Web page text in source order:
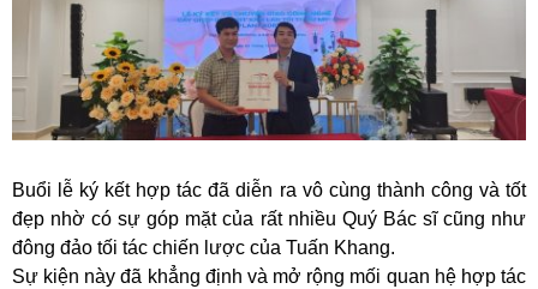
Buổi lễ ký kết hợp tác đã diễn ra vô cùng thành công và tốt
đẹp nhờ có sự góp mặt của rất nhiều Quý Bác sĩ cũng như
đông đảo tối tác chiến lược của Tuấn Khang.
Sự kiện này đã khẳng định và mở rộng mối quan hệ hợp tác